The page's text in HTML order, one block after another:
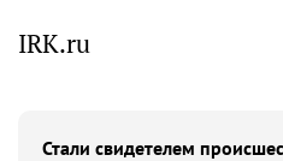
IRK.ru
Стали свидетелем